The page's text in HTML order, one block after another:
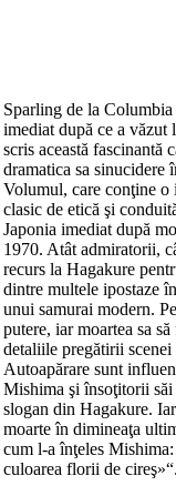
Sparling de la
imediat după ce a
scris această fascinantă
dramatica sa sinucidere
Volumul, care conţine o
clasic de etică şi
Japonia imediat după
1970. Atât admiratorii,
recurs la Hagakure
dintre multele ipostaze
unui samurai modern.
putere, iar moartea sa
detaliile pregătirii
Autoapărare sunt
Mishima şi însoţitorii
slogan din Hagakure.
moarte în dimineaţa
cum l-a înţeles
culoarea florii de cireş»“.